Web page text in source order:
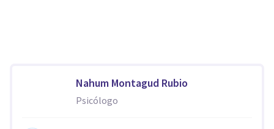
Nahum Montagud Rubio
Psicólogo